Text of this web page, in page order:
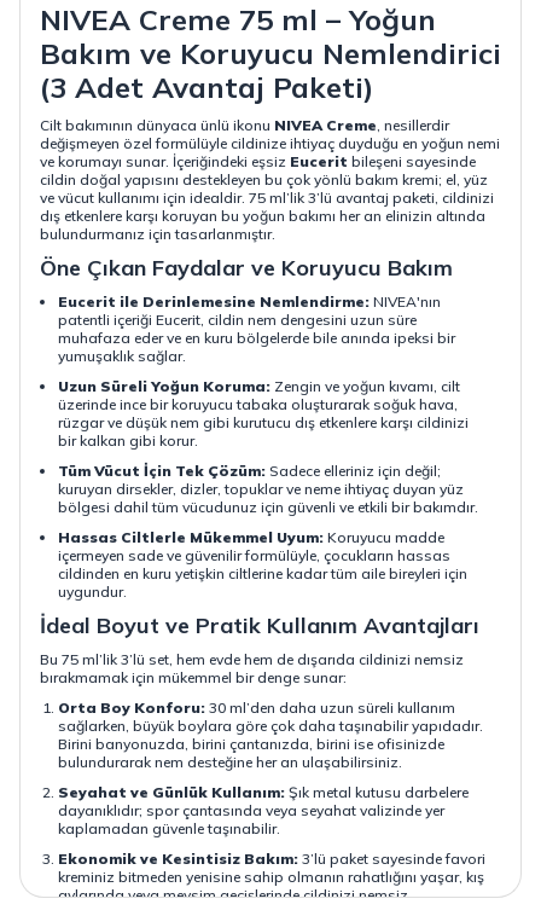
NIVEA Creme 75 ml – Yoğun
Bakım ve Koruyucu Nemlendirici
(3 Adet Avantaj Paketi)
Cilt bakımının dünyaca ünlü ikonu NIVEA Creme, nesillerdir
değişmeyen özel formülüyle cildinize ihtiyaç duyduğu en yoğun nemi
ve korumayı sunar. İçeriğindeki eşsiz Eucerit bileşeni sayesinde
cildin doğal yapısını destekleyen bu çok yönlü bakım kremi; el, yüz
ve vücut kullanımı için idealdir. 75 ml’lik 3’lü avantaj paketi, cildinizi
dış etkenlere karşı koruyan bu yoğun bakımı her an elinizin altında
bulundurmanız için tasarlanmıştır.
Öne Çıkan Faydalar ve Koruyucu Bakım
Eucerit ile Derinlemesine Nemlendirme: NIVEA'nın
patentli içeriği Eucerit, cildin nem dengesini uzun süre
muhafaza eder ve en kuru bölgelerde bile anında ipeksi bir
yumuşaklık sağlar.
Uzun Süreli Yoğun Koruma: Zengin ve yoğun kıvamı, cilt
üzerinde ince bir koruyucu tabaka oluşturarak soğuk hava,
rüzgar ve düşük nem gibi kurutucu dış etkenlere karşı cildinizi
bir kalkan gibi korur.
Tüm Vücut İçin Tek Çözüm: Sadece elleriniz için değil;
kuruyan dirsekler, dizler, topuklar ve neme ihtiyaç duyan yüz
bölgesi dahil tüm vücudunuz için güvenli ve etkili bir bakımdır.
Hassas Ciltlerle Mükemmel Uyum: Koruyucu madde
içermeyen sade ve güvenilir formülüyle, çocukların hassas
cildinden en kuru yetişkin ciltlerine kadar tüm aile bireyleri için
uygundur.
İdeal Boyut ve Pratik Kullanım Avantajları
Bu 75 ml’lik 3’lü set, hem evde hem de dışarıda cildinizi nemsiz
bırakmamak için mükemmel bir denge sunar:
Orta Boy Konforu: 30 ml’den daha uzun süreli kullanım
sağlarken, büyük boylara göre çok daha taşınabilir yapıdadır.
Birini banyonuzda, birini çantanızda, birini ise ofisinizde
bulundurarak nem desteğine her an ulaşabilirsiniz.
Seyahat ve Günlük Kullanım: Şık metal kutusu darbelere
dayanıklıdır; spor çantasında veya seyahat valizinde yer
kaplamadan güvenle taşınabilir.
Ekonomik ve Kesintisiz Bakım: 3’lü paket sayesinde favori
kreminiz bitmeden yenisine sahip olmanın rahatlığını yaşar, kış
aylarında veya mevsim geçişlerinde cildinizi nemsiz